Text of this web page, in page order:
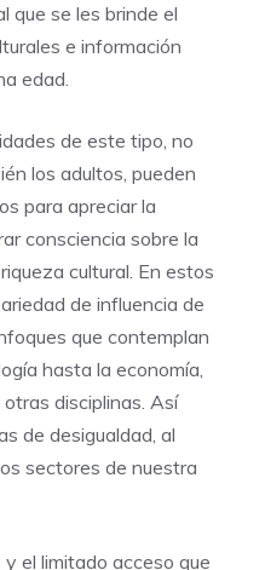
que se les brinde el
e información
edad.
de este tipo, no
los adultos, pueden
para apreciar la
consciencia sobre la
cultural. En estos
de influencia de
que contemplan
hasta la economía,
disciplinas. Así
de desigualdad, al
sectores de nuestra
el limitado acceso que